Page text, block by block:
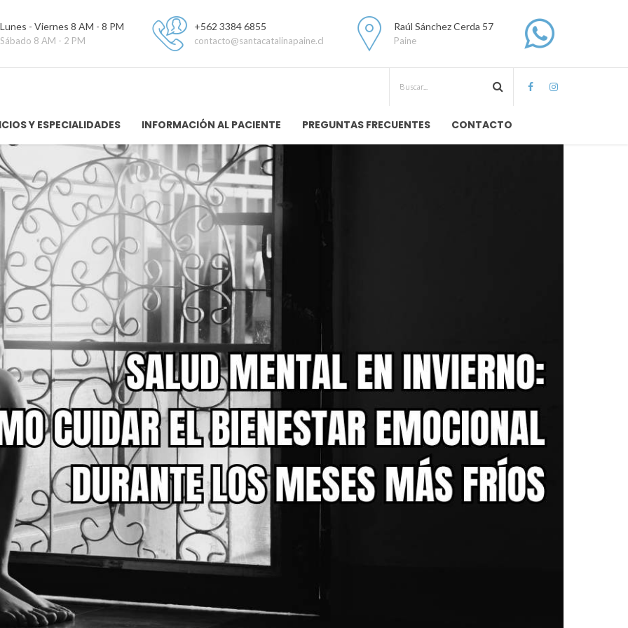
Lunes - Viernes 8 AM - 8 PM
Sábado 8 AM - 2 PM
+562 3384 6855
contacto@santacatalinapaine.cl
Raúl Sánchez Cerda 57
Paine
Y ESPECIALIDADES INFORMACIÓN AL PACIENTE PREGUNTAS FRECUENTES CONTACTO